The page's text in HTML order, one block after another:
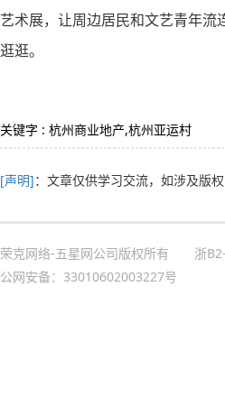
艺术展，让周边居民和文艺青年
逛逛。
关键字 : 杭州商业地产,杭州亚运村
[声明]：文章仅供学习交流，如涉及版
荣克网络-五星网公司版权所有 浙
公网安备：33010602003227号